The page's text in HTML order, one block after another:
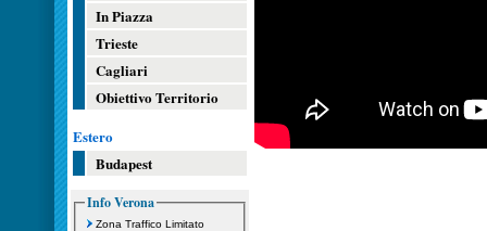
In Piazza
Trieste
Cagliari
Obiettivo Territorio
Estero
Budapest
Info Verona
Zona Traffico Limitato